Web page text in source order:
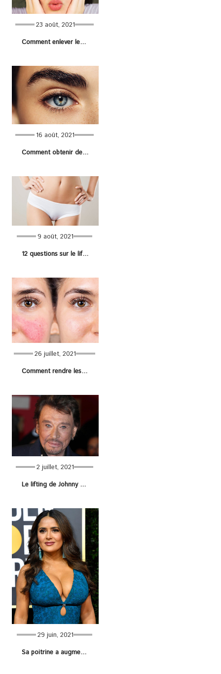
23 août, 2021
Comment enlever les points noirs ?
16 août, 2021
Comment obtenir des sourcils épais et denses ?
9 août, 2021
12 questions sur le lifting du pubis en Tunisie
26 juillet, 2021
Comment rendre les veines du visage moins visibles ?
2 juillet, 2021
Le lifting de Johnny Hallyday, un raté fait par sa femme Laeticia !
29 juin, 2021
Sa poitrine a augmenté de volume, Salma Hayek nous dit les causes